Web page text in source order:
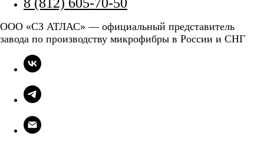
ООО «СЗ АТЛАС» — официальный представитель
завода по производству микрофибры в России и СНГ